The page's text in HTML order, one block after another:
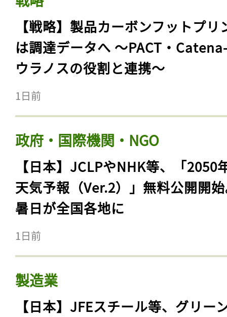
【戦略】製品カーボンフットプリ
は調達データへ 〜PACT・
ウラノスの役割と連携〜
1日前
政府・国際機関・NGO
【日本】JCLPやNHK等、「2050
天気予報（Ver.2）」無料公開開
暑日が全国各地に
1日前
製造業
【日本】JFEスチール等、グリー